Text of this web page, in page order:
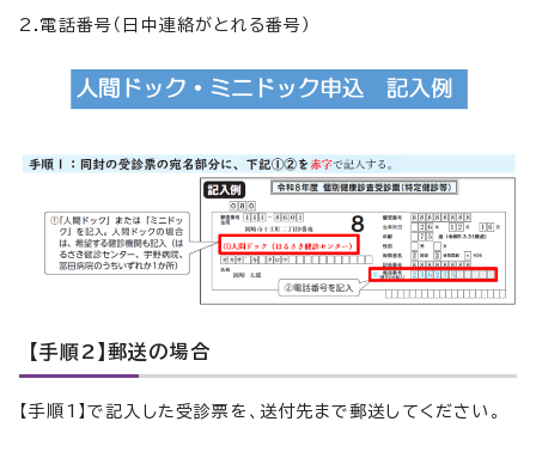
2.電話番号（日中連絡がとれる番号）
【手順2】郵送の場合
【手順1】で記入した受診票を、送付先まで郵送してください。